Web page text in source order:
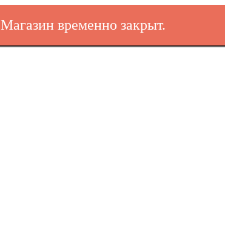
Магазин временно закрыт.